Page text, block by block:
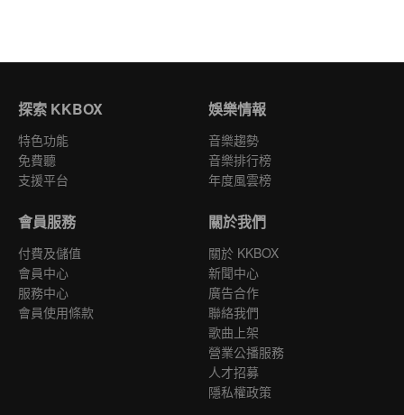
探索 KKBOX
特色功能
免費聽
支援平台
娛樂情報
音樂趨勢
音樂排行榜
年度風雲榜
會員服務
付費及儲值
會員中心
服務中心
會員使用條款
關於我們
關於 KKBOX
新聞中心
廣告合作
聯絡我們
歌曲上架
營業公播服務
人才招募
隱私權政策